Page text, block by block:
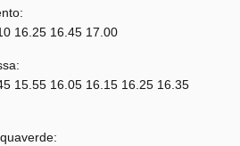
16.25 16.45 17.00
15.55 16.05 16.15 16.25 16.35